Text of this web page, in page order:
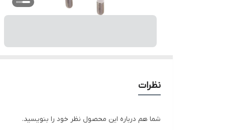
نظرات
شما هم درباره این محصول نظر خود را بنویسید.